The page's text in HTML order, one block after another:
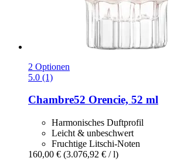
2 Optionen
5.0 (1)
Chambre52 Orencie, 52 ml
Harmonisches Duftprofil
Leicht & unbeschwert
Fruchtige Litschi-Noten
160,00 € (3.076,92 € / l)